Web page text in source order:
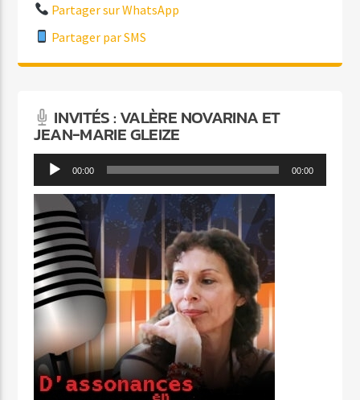
Partager sur WhatsApp
Partager par SMS
INVITÉS : VALÈRE NOVARINA ET
JEAN-MARIE GLEIZE
Lecteur 00:00 00:00